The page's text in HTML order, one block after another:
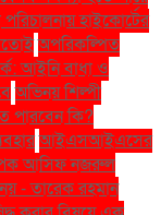
হাইকোর্টের
অপরিকল্পিত
আইনি বাধা ও
অভিনয় শিল্পী
পারবেন কি?
আইএসআইএসের
আসিফ নজরুল
- তারেক রহমান